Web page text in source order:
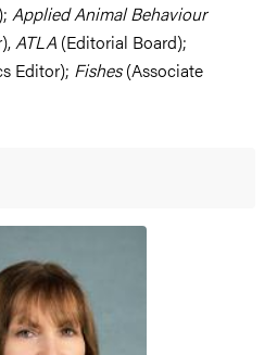
Applied Animal Behaviour
ATLA (Editorial Board);
Editor); Fishes(Associate